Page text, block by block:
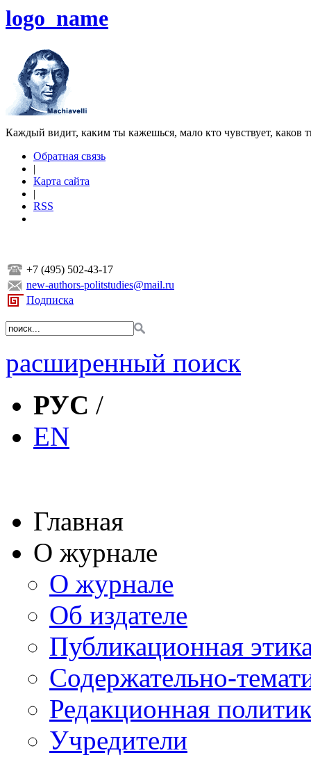
logo_name
Каждый видит, каким ты кажешься, мало кто чувствует, каков
Обратная связь
|
Карта сайта
|
RSS
+7 (495) 502-43-17
new-authors-politstudies@mail.ru
Подписка
расширенный поиск
РУС /
EN
Главная
О журнале
О журнале
Об издателе
Публикационная
Содержательно-
Редакционная
Учредители